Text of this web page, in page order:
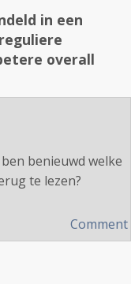
in een
overall
benieuwd welke
te lezen?
Comment